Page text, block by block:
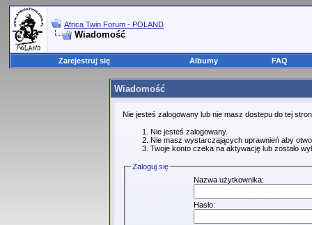
Africa Twin Forum - POLAND
Wiadomość
Zarejestruj się Albumy FAQ
Wiadomość
Nie jesteś zalogowany lub nie masz dostepu do tej
Nie jesteś zalogowany.
Nie masz wystarczających uprawnień aby
Twoje konto czeka na aktywację lub zostało
Zaloguj się
Nazwa użytkownika:
Hasło: